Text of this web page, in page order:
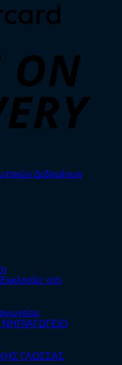
Δεδομένων
στη
ΓΛΩΣΣΑΣ